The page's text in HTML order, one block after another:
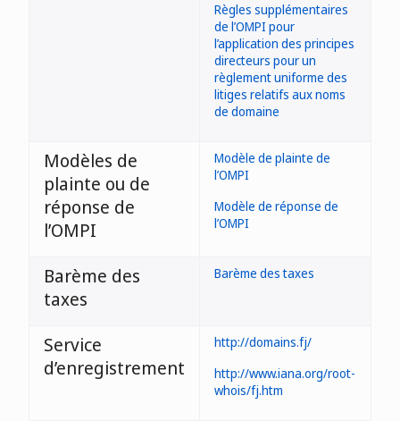
Règles supplémentaires
de l’OMPI pour
l’application des principes
directeurs pour un
règlement uniforme des
litiges relatifs aux noms
de domaine
Modèles de
plainte ou de
réponse de
l’OMPI
Modèle de plainte de
l’OMPI
Modèle de réponse de
l’OMPI
Barème des
taxes
Barème des taxes
Service
d’enregistrement
http://domains.fj/
http://www.iana.org/root-
whois/fj.htm